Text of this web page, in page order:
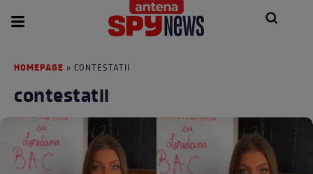
HOMEPAGE » CONTESTATII
contestatii